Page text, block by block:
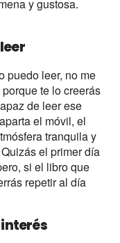
y gustosa.
puedo leer, no me
te lo creerás
de leer ese
el móvil, el
tranquila y
el primer día
si el libro que
repetir al día